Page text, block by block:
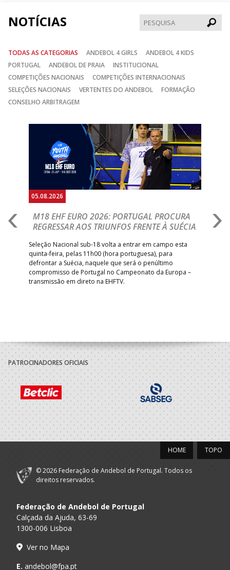
NOTÍCIAS
TODAS AS CATEGORIAS ANDEBOL 4 GIRLS
ANDEBOL 4 KIDS
PORTUGAL
ANDEBOL DE PRAIA
INSTITUCIONAL
COMPETIÇÕES NACIONAIS
COMPETIÇÕES INTERNACIONAIS
SELEÇÕES NACIONAIS
VERTENTES DO ANDEBOL
FORMAÇÃO
CONSELHO ARBITRAGEM
05.08.2026
M18 EHF EURO 2026: PORTUGAL PROCURA
REGRESSAR AOS TRIUNFOS FRENTE À SUÉCIA
Seleção Nacional sub-18 volta a entrar em campo esta
quinta-feira, pelas 11h00 (hora portuguesa), para
defrontar a Suécia, naquele que será o penúltimo
compromisso de Portugal no Campeonato da Europa –
transmissão em direto na EHFTV.
PATROCINADORES OFICIAIS
TOPO
HOME
© 2026 Federação de Andebol de Portugal. Todos os
direitos reservados.
Federação de Andebol de Portugal
Calçada da Ajuda, 63-69
1300-006 Lisboa
Ver no Mapa
E. andebol@fpa.pt